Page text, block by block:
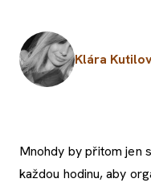
Klára
Mnohdy by přitom jen
každou hodinu, aby